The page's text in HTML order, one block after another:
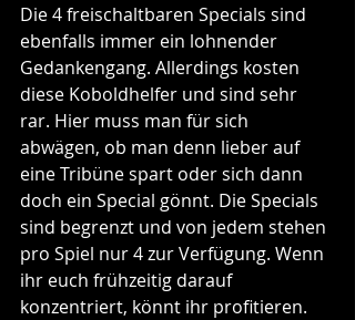
Die 4 freischaltbaren Specials sind
ebenfalls immer ein lohnender
Gedankengang. Allerdings kosten
diese Koboldhelfer und sind sehr
rar. Hier muss man für sich
abwägen, ob man denn lieber auf
eine Tribüne spart oder sich dann
doch ein Special gönnt. Die Specials
sind begrenzt und von jedem stehen
pro Spiel nur 4 zur Verfügung. Wenn
ihr euch frühzeitig darauf
konzentriert, könnt ihr profitieren.